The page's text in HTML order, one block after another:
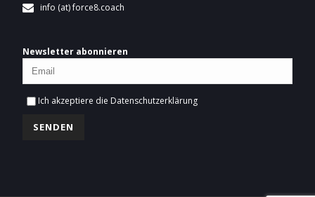
info (at) force8.coach
Newsletter abonnieren
Ich akzeptiere die Datenschutzerklärung